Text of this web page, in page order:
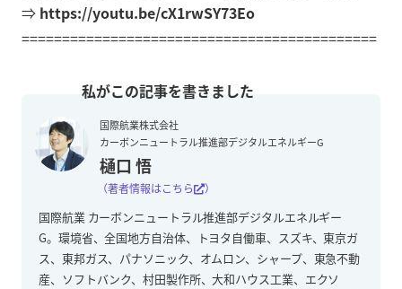
⇒ https://youtu.be/cX1rwSY73Eo
============================================
国際航業株式会社
カーボンニュートラル推進部デジタルエネルギーG
樋口 悟
（著者情報はこちら ）
国際航業 カーボンニュートラル推進部デジタルエネルギー
G。環境省、全国地方自治体、トヨタ自働車、スズキ、東京ガ
ス、東邦ガス、パナソニック、オムロン、シャープ、東急不動
産、ソフトバンク、村田製作所、大和ハウス工業、エクソ